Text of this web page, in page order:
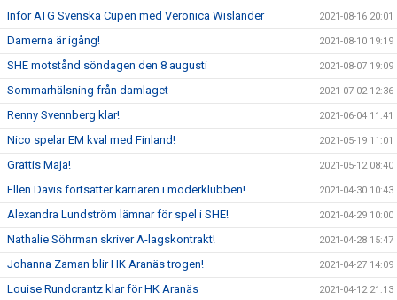
Inför ATG Svenska Cupen med Veronica Wislander 2021-08-16 20:01
Damerna är igång! 2021-08-10 19:19
SHE motstånd söndagen den 8 augusti 2021-08-07 19:09
Sommarhälsning från damlaget 2021-07-02 12:36
Renny Svennberg klar! 2021-06-04 11:41
Nico spelar EM kval med Finland! 2021-05-19 11:01
Grattis Maja! 2021-05-12 08:40
Ellen Davis fortsätter karriären i moderklubben! 2021-04-30 10:43
Alexandra Lundström lämnar för spel i SHE! 2021-04-29 10:00
Nathalie Söhrman skriver A-lagskontrakt! 2021-04-28 15:47
Johanna Zaman blir HK Aranäs trogen! 2021-04-27 14:09
Louise Rundcrantz klar för HK Aranäs 2021-04-12 21:13